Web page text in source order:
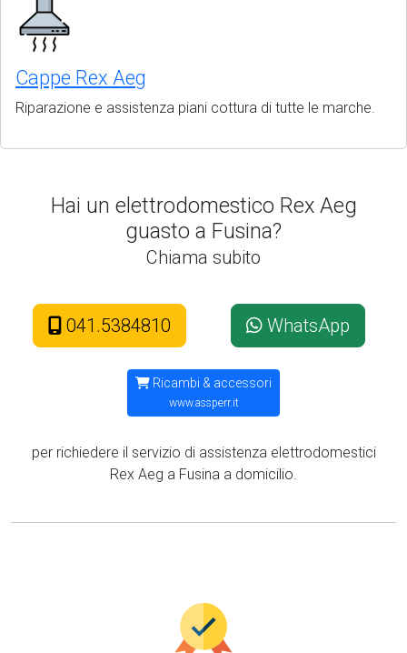
Cappe Rex Aeg
Riparazione e assistenza piani cottura di tutte le marche.
Hai un elettrodomestico Rex Aeg
guasto a Fusina?
Chiama subito
041.5384810 WhatsApp
Ricambi & accessori
www.assperr.it
per richiedere il servizio di assistenza elettrodomestici
Rex Aeg a Fusina a domicilio.